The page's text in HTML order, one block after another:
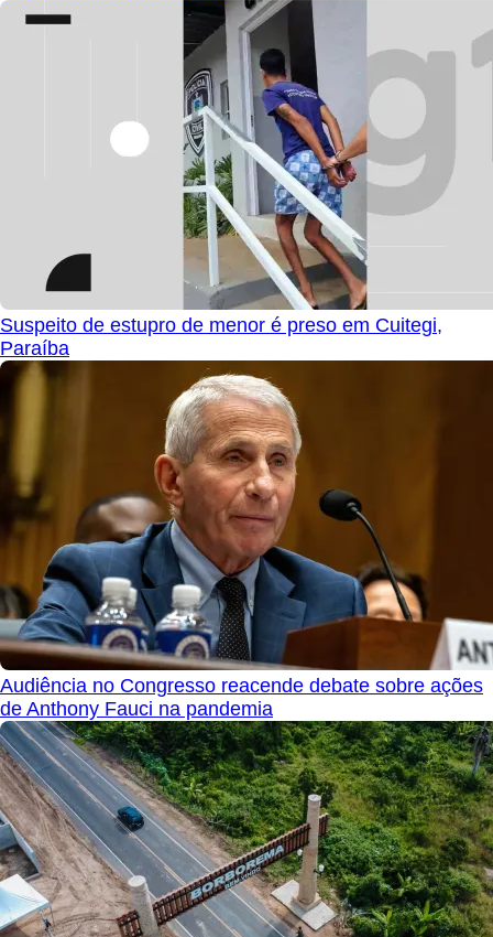
Suspeito de estupro de menor é preso em Cuitegi,
Paraíba
Audiência no Congresso reacende debate sobre ações
de Anthony Fauci na pandemia